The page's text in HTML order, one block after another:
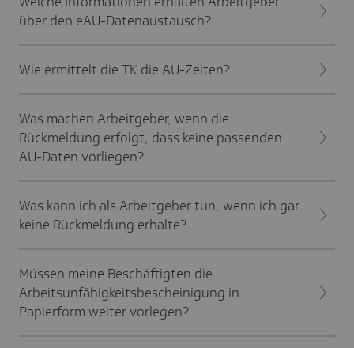
über den eAU-Datenaustausch?
Wie ermittelt die TK die AU-Zeiten?
Was machen Arbeitgeber, wenn die
Rückmeldung erfolgt, dass keine passenden
AU-Daten vorliegen?
Was kann ich als Arbeitgeber tun, wenn ich gar
keine Rückmeldung erhalte?
Müssen meine Beschäftigten die
Arbeitsunfähigkeitsbescheinigung in
Papierform weiter vorlegen?